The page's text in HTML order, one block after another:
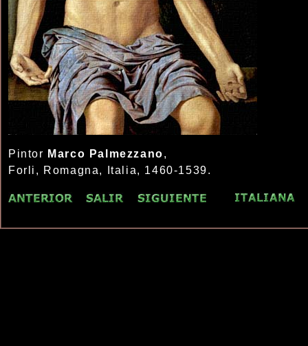
Pintor Marco Palmezzano,
Forli, Romagna, Italia, 1460-1539.